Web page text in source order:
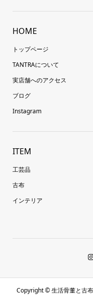
HOME
トップページ
TANTRAについて
実店舗へのアクセス
ブログ
Instagram
ITEM
工芸品
古布
インテリア
Copyright ©生活骨董と古